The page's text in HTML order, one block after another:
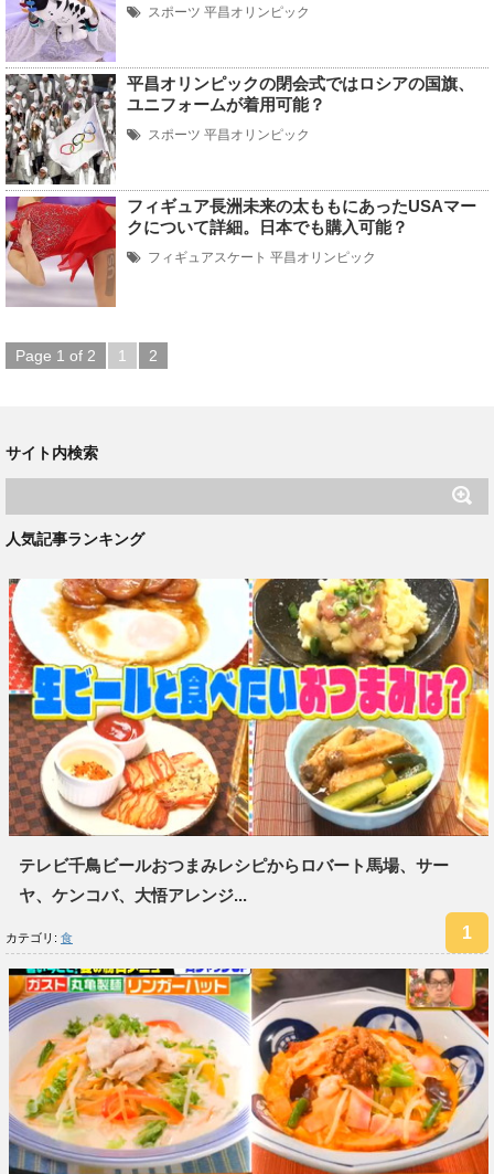
スポーツ 平昌オリンピック
平昌オリンピックの閉会式ではロシアの国旗、
ユニフォームが着用可能？
スポーツ 平昌オリンピック
フィギュア長洲未来の太ももにあったUSAマー
クについて詳細。日本でも購入可能？
フィギュアスケート 平昌オリンピック
Page 1 of 2 1 2
サイト内検索
人気記事ランキング
テレビ千鳥ビールおつまみレシピからロバート馬場、サー
ヤ、ケンコバ、大悟アレンジ...
カテゴリ: 食